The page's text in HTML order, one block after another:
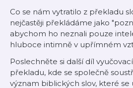
Co se nám vytratilo z překladu
nejčastěji překládáme jako
abychom ho neznali pouze
hluboce intimně v upřímném
Poslechněte si další díl
překladu, kde se společně
význam biblických slov, které se